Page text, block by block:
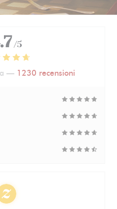
/5
— 1230 recensioni